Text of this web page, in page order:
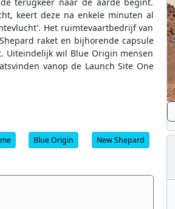
terugkeer naar de aarde begint.
keert deze na enkele minuten al
Het ruimtevaartbedrijf van
raket en bijhorende capsule
Uiteindelijk wil Blue Origin mensen
vanop de Launch Site One
Blue Origin
New Shepard